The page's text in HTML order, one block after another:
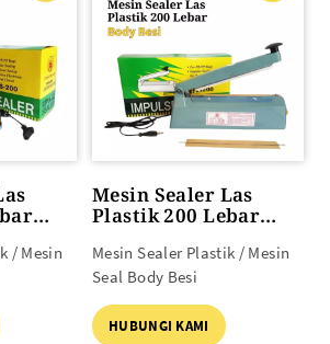
/ Mesin
Mesin Sealer Las
Plastik 200 Lebar
Mesin Sealer Plastik / Mesin
Seal Body Besi
HUBUNGI KAMI